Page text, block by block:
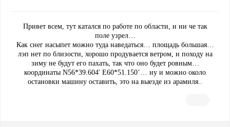
Привет всем, тут катался по работе по области, и ни че так
поле узрел…
Как снег насыпет можно туда наведаться… площадь большая…
лэп нет по близости, хорошо продувается ветром, и походу на
зиму не будут его пахать, так что оно будет ровным…
координаты N56*39.604′ E60*51.150’… ну и можно около
остановки машину оставить, это на выезде из арамиля..